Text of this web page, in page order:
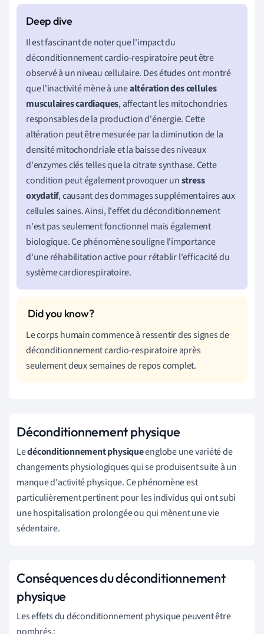
Il est fascinant de noter que l'impact du
déconditionnement cardio-respiratoire peut être
observé à un niveau cellulaire. Des études ont montré
que l'inactivité mène à unealtération des cellules
musculaires cardiaques, affectant les mitochondries
responsables de la production d'énergie. Cette
altération peut être mesurée par la diminution de la
densité mitochondriale et la baisse des niveaux
d'enzymes clés telles que la citrate synthase. Cette
condition peut également provoquer unstress
oxydatif, causant des dommages supplémentaires aux
cellules saines. Ainsi, l'effet du déconditionnement
n'est pas seulement fonctionnel mais également
biologique. Ce phénomène souligne l'importance
d'une réhabilitation active pour rétablir l'efficacité du
système cardiorespiratoire.
Le corps humain commence à ressentir des signes de
déconditionnement cardio-respiratoire après
seulement deux semaines de repos complet.
Déconditionnement physique
Ledéconditionnement physiqueenglobe une variété de
changements physiologiques qui se produisent suite à un
manque d'activité physique. Ce phénomène est
particulièrement pertinent pour les individus qui ont subi
une hospitalisation prolongée ou qui mènent une vie
sédentaire.
Conséquences du déconditionnement
physique
Les effets du déconditionnement physique peuvent être
nombrés :